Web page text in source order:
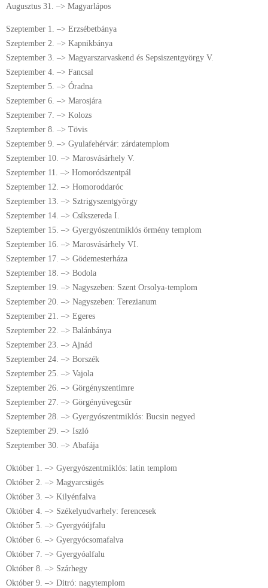
Augusztus 31. –> Magyarlápos
Szeptember 1. –> Erzsébetbánya
Szeptember 2. –> Kapnikbánya
Szeptember 3. –> Magyarszarvaskend és Sepsiszentgyörgy V.
Szeptember 4. –> Fancsal
Szeptember 5. –> Óradna
Szeptember 6. –> Marosjára
Szeptember 7. –> Kolozs
Szeptember 8. –> Tövis
Szeptember 9. –> Gyulafehérvár: zárdatemplom
Szeptember 10. –> Marosvásárhely V.
Szeptember 11. –> Homoródszentpál
Szeptember 12. –> Homoroddaróc
Szeptember 13. –> Sztrigyszentgyörgy
Szeptember 14. –> Csíkszereda I.
Szeptember 15. –> Gyergyószentmiklós örmény templom
Szeptember 16. –> Marosvásárhely VI.
Szeptember 17. –> Gödemesterháza
Szeptember 18. –> Bodola
Szeptember 19. –> Nagyszeben: Szent Orsolya-templom
Szeptember 20. –> Nagyszeben: Terezianum
Szeptember 21. –> Egeres
Szeptember 22. –> Balánbánya
Szeptember 23. –> Ajnád
Szeptember 24. –> Borszék
Szeptember 25. –> Vajola
Szeptember 26. –> Görgényszentimre
Szeptember 27. –> Görgényüvegcsűr
Szeptember 28. –> Gyergyószentmiklós: Bucsin negyed
Szeptember 29. –> Iszló
Szeptember 30. –> Abafája
Október 1. –> Gyergyószentmiklós: latin templom
Október 2. –> Magyarcsügés
Október 3. –> Kilyénfalva
Október 4. –> Székelyudvarhely: ferencesek
Október 5. –> Gyergyóújfalu
Október 6. –> Gyergyócsomafalva
Október 7. –> Gyergyóalfalu
Október 8. –> Szárhegy
Október 9. –> Ditró: nagytemplom